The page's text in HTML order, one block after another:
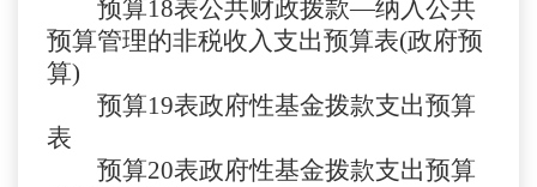
预算18表公共财政拨款—纳入公共
预算管理的非税收入支出预算表(政府预
算)
预算19表政府性基金拨款支出预算
表
预算20表政府性基金拨款支出预算